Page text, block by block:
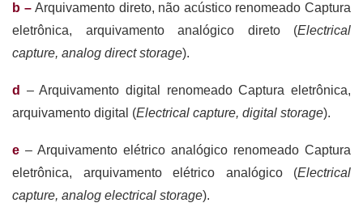
b –Arquivamento direto, não acústico renomeado Captura
eletrônica, arquivamento analógico direto (Electrical
capture, analog direct storage).
d
– Arquivamento digital renomeado Captura eletrônica,
arquivamento digital (Electrical capture, digital storage).
e – Arquivamento elétrico analógico renomeado Captura
eletrônica, arquivamento elétrico analógico (Electrical
capture, analog electrical storage).